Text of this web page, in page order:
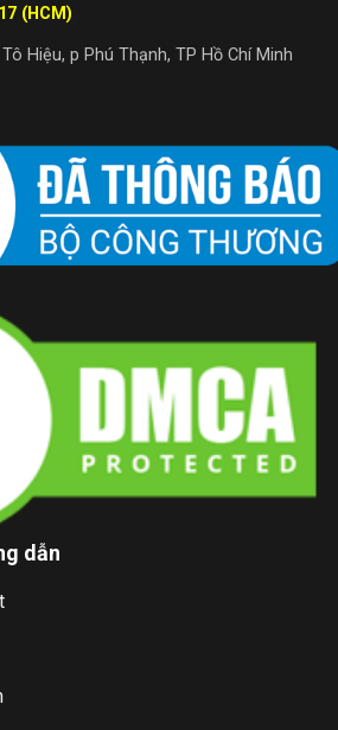
kế tinh tế, sang trọng
(HCM)
Hiệu, p Phú Thạnh, TP Hồ Chí Minh
dẫn